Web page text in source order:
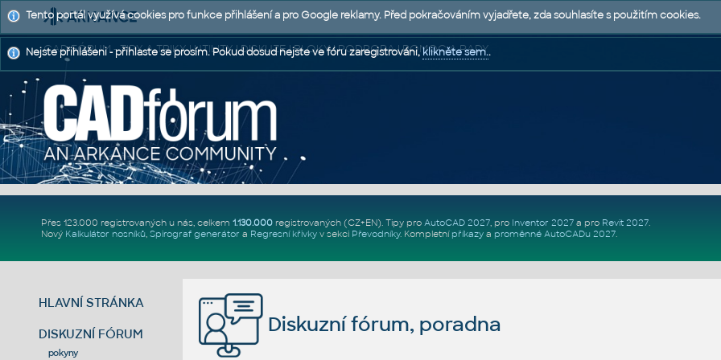
CAD FÓRUM - TIPY A TRIKY | UTILITY | DISKUZE | BLOKY | PODPORA | POMOC A RADY
Přes 123.000 registrovaných u nás, celkem 1.130.000registrovaných (CZ+EN). Tipy pro AutoCAD 2027, pro Inventor 2027a pro Revit 2027.
Nový Kalkulátor nosníků, Spirograf generátor a Regresní křivkyv sekci Převodníky. Kompletní příkazya proměnné AutoCADu 2027.
HLAVNÍ STRÁNKA
DISKUZNÍ FÓRUM
pokyny
Diskuzní fórum, poradna
Tento portál využívá cookies pro funkce přihlášení a pro Google reklamy. Před pokračováním vyjadřete, zda souhlasíte s použitím cookies.
Nejste přihlášeni - přihlaste se prosím. Pokud dosud nejste ve fóru zaregistrováni,klikněte sem..